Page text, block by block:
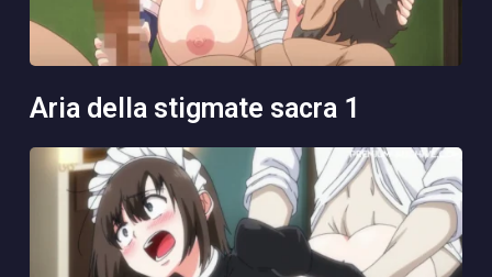
aria della stigmate sacra 1